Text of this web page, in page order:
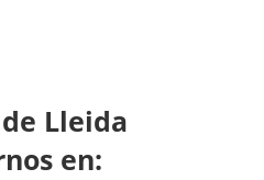
Lleida
en: